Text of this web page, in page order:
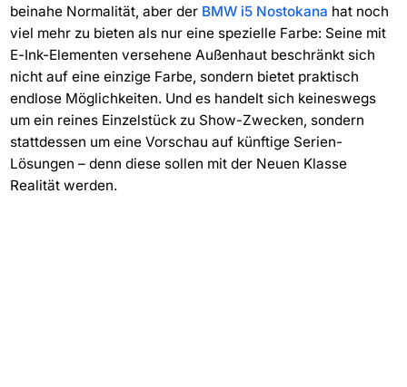
beinahe Normalität, aber der BMW i5 Nostokana hat noch
viel mehr zu bieten als nur eine spezielle Farbe: Seine mit
E-Ink-Elementen versehene Außenhaut beschränkt sich
nicht auf eine einzige Farbe, sondern bietet praktisch
endlose Möglichkeiten. Und es handelt sich keineswegs
um ein reines Einzelstück zu Show-Zwecken, sondern
stattdessen um eine Vorschau auf künftige Serien-
Lösungen – denn diese sollen mit der Neuen Klasse
Realität werden.